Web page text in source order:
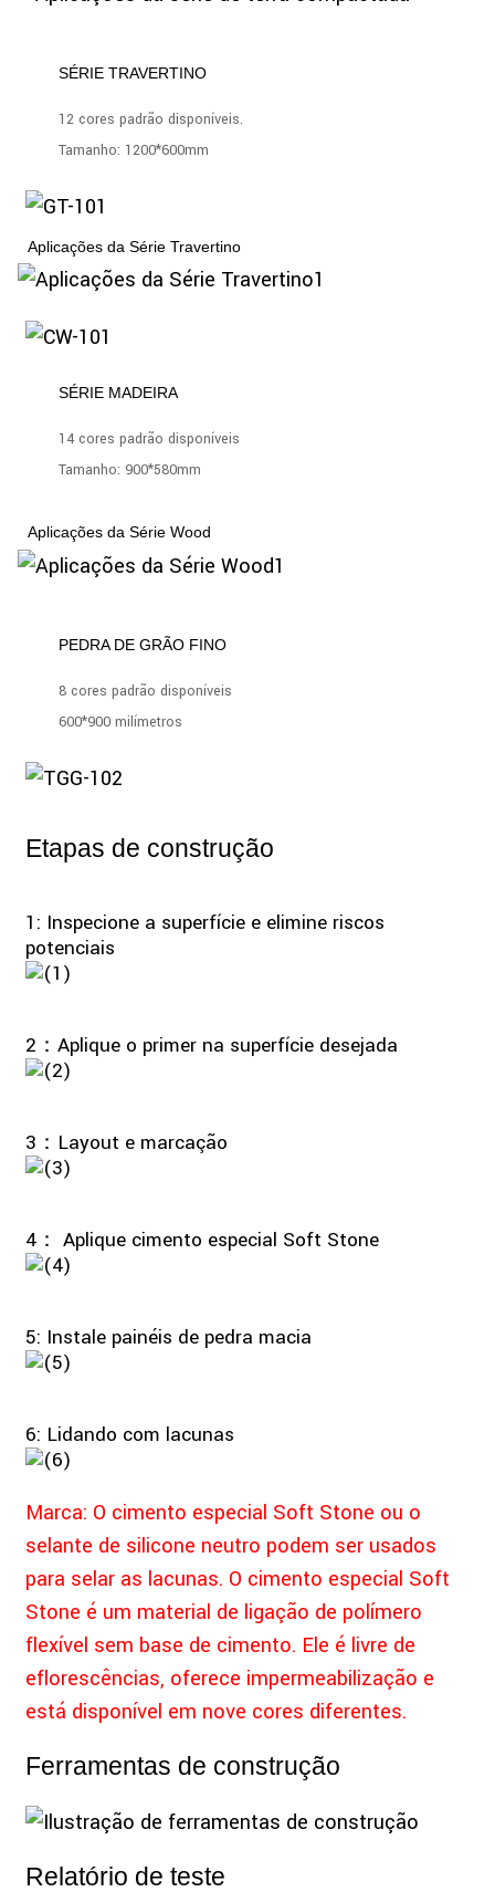
SÉRIE TRAVERTINO
12 cores padrão disponíveis.
Tamanho: 1200*600mm
Aplicações da Série Travertino
SÉRIE MADEIRA
14 cores padrão disponíveis
Tamanho: 900*580mm
Aplicações da Série Wood
PEDRA DE GRÃO FINO
8 cores padrão disponíveis
600*900 milímetros
Etapas de construção
1: Inspecione a superfície e elimine riscos
potenciais
2：Aplique o primer na superfície desejada
3：Layout e marcação
4： Aplique cimento especial Soft Stone
5: Instale painéis de pedra macia
6: Lidando com lacunas
Marca: O cimento especial Soft Stone ou o
selante de silicone neutro podem ser usados ​​
para selar as lacunas. O cimento especial Soft
Stone é um material de ligação de polímero
flexível sem base de cimento. Ele é livre de
eflorescências, oferece impermeabilização e
está disponível em nove cores diferentes.
Ferramentas de construção
Relatório de teste